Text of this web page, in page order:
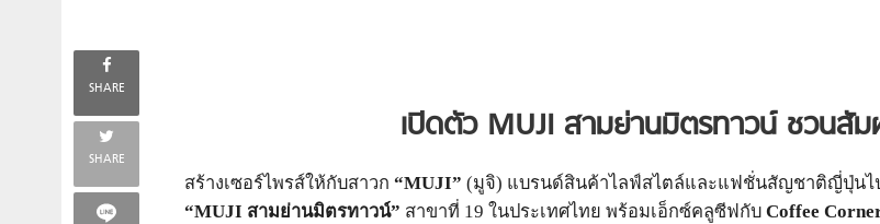
SHARE
SHARE
เปิดตัว MUJI สามย่านมิตรทาวน์ ชวนสั
สร้างเซอร์ไพรส์ให้กับสาวก “MUJI” (มูจิ) แบรนด์สินค้าไลฟ์สไตล์และแฟชั่นสัญชาติญี่ปุ่นไป
“MUJI สามย่านมิตรทาวน์” สาขาที่ 19 ในประเทศไทย พร้อมเอ็กซ์คลูซีฟกับ Coffee